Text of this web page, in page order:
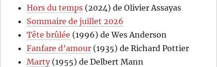
Hors du temps (2024) de Olivier Assayas
Sommaire de juillet 2026
Tête brûlée (1996) de Wes Anderson
Fanfare d’amour (1935) de Richard Pottier
Marty(1955) de Delbert Mann